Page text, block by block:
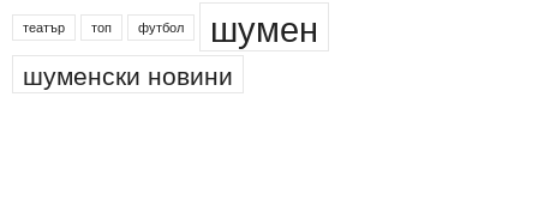
театър топ футбол шумен
шуменски новини